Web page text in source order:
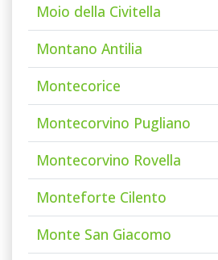
Moio della Civitella
Montano Antilia
Montecorice
Montecorvino Pugliano
Montecorvino Rovella
Monteforte Cilento
Monte San Giacomo